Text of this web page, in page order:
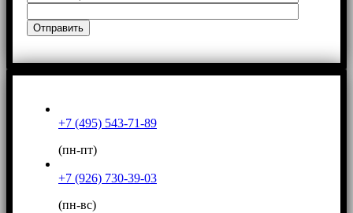
+7 (495) 543-71-89
(пн-пт)
+7 (926) 730-39-03
(пн-вс)